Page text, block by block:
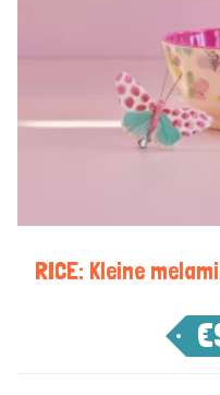
RICE: Kleine
€